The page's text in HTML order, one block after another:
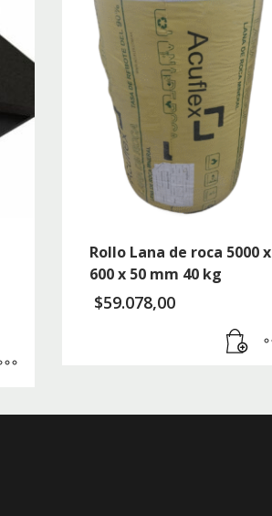
Rollo Lana de roca 5000 x
600 x 50 mm 40 kg
$59.078,00